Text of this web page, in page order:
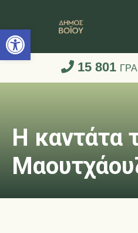
Ανοίξτε τη
15 801
Η καντάτα